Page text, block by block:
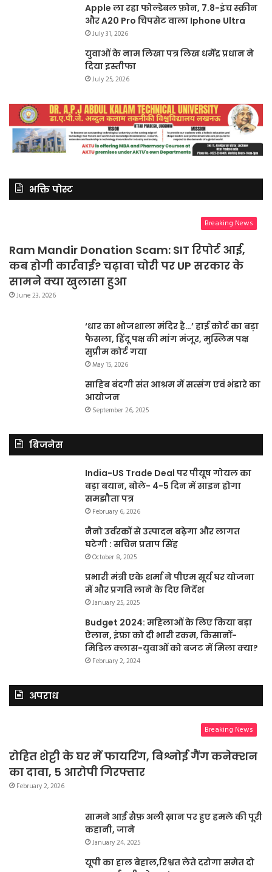
Apple ला रहा फोल्डेबल फ़ोन, 7.8-इंच स्क्रीन
और A20 Pro चिपसेट वाला Iphone Ultra
July 31, 2026
युवाओं के नाम लिखा पत्र लिख धर्मेंद्र प्रधान ने
दिया इस्तीफा
July 25, 2026
भक्ति पोस्ट
Breaking News
Ram Mandir Donation Scam: SIT रिपोर्ट आई,
कब होगी कार्रवाई? चढ़ावा चोरी पर UP सरकार के
सामने क्या खुलासा हुआ
June 23, 2026
‘धार का भोजशाला मंदिर है…’ हाई कोर्ट का बड़ा
फैसला, हिंदू पक्ष की मांग मंजूर, मुस्लिम पक्ष
सुप्रीम कोर्ट गया
May 15, 2026
साहिब बंदगी संत आश्रम में सत्संग एवं भंडारे का
आयोजन
September 26, 2025
बिजनेस
India-US Trade Deal पर पीयूष गोयल का
बड़ा बयान, बोले- 4-5 दिन में साइन होगा
समझौता पत्र
February 6, 2026
नैनो उर्वरकों से उत्पादन बढ़ेगा और लागत
घटेगी : सचिन प्रताप सिंह
October 8, 2025
प्रभारी मंत्री एके शर्मा ने पीएम सूर्य घर योजना
में और प्रगति लाने के दिए निर्देश
January 25, 2025
Budget 2024: महिलाओं के लिए किया बड़ा
ऐलान, इंफ्रा को दी भारी रकम, किसानों-
मिडिल क्लास-युवाओं को बजट में मिला क्या?
February 2, 2024
अपराध
Breaking News
रोहित शेट्टी के घर में फायरिंग, बिश्नोई गैंग कनेक्शन
का दावा, 5 आरोपी गिरफ्तार
February 2, 2026
सामने आई सैफ़ अली ख़ान पर हुए हमले की पूरी
कहानी, जाने
January 24, 2025
यूपी का हाल बेहाल,रिश्वत लेते दरोगा समेत दो